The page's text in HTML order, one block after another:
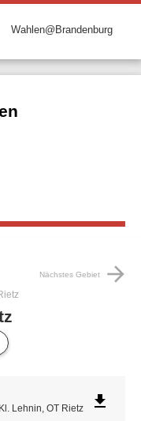
Wahlen@Brandenburg
Nächstes Gebiet arrow_forward
Lehnin, OT Rietz
file_download